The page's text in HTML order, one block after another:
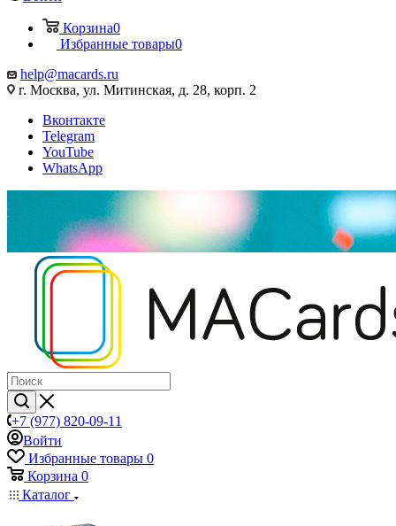
Корзина0
Избранные товары0
help@macards.ru
г. Москва, ул. Митинская, д. 28, корп. 2
Вконтакте
Telegram
YouTube
WhatsApp
+7 (977) 820-09-11
Войти
Избранные товары 0
Корзина 0
Каталог